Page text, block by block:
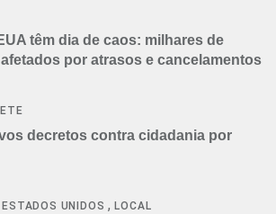
têm dia de caos: milhares de
por atrasos e cancelamentos
decretos contra cidadania por
ESTADOS UNIDOS ,LOCAL